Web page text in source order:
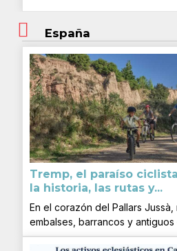
España
Tremp, el paraíso
la historia, las rutas y...
En el corazón del Pallars Jussà,
embalses, barrancos y antiguos